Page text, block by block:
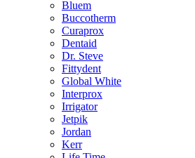
Bluem
Buccotherm
Curaprox
Dentaid
Dr. Steve
Fittydent
Global White
Interprox
Irrigator
Jetpik
Jordan
Kerr